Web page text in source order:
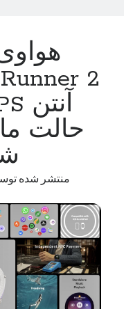
منتشر شده